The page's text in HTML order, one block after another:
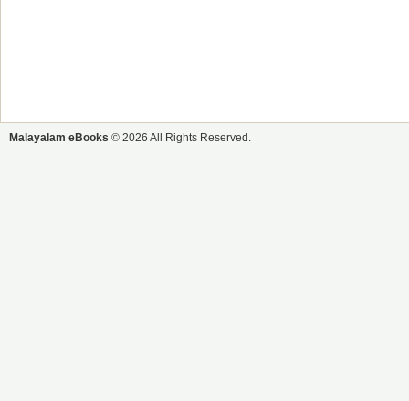
Malayalam eBooks © 2026 All Rights Reserved.